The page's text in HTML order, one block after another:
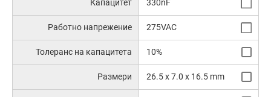
Капацитет 330nF
Работно напрежение 275VAC
Толеранс на капацитета 10%
Размери 26.5 x 7.0 x 16.5 mm